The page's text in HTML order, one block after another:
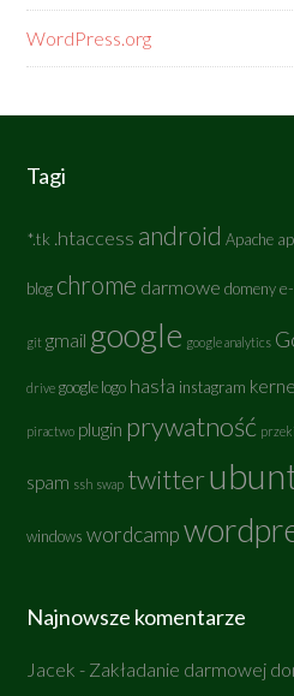
WordPress.org
Tagi
*.tk .htaccess android Apache
blog chrome darmowe domeny
git gmail google google analytics
drive google logo hasła instagram
piractwo plugin prywatność
spam ssh swap twitter
windows wordcamp
Najnowsze komentarze
Jacek - Zakładanie darmowej